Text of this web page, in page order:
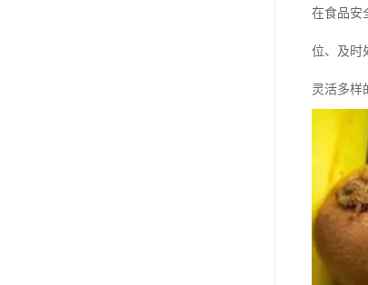
在食品安
位、及时
灵活多样